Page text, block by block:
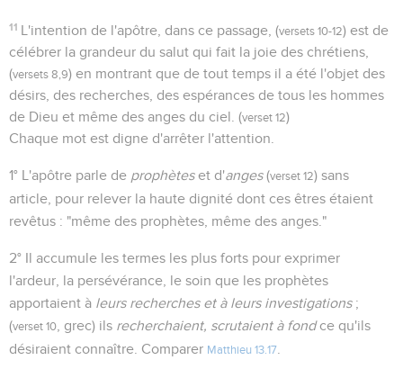
11 L'intention de l'apôtre, dans ce passage, (versets 10-12) est de
célébrer la grandeur du salut qui fait la joie des chrétiens,
(versets 8,9) en montrant que de tout temps il a été l'objet des
désirs, des recherches, des espérances de tous les hommes
de Dieu et même des anges du ciel. (verset 12)
Chaque mot est digne d'arrêter l'attention.
1° L'apôtre parle de prophèteset d'anges(verset 12) sans
article, pour relever la haute dignité dont ces êtres étaient
revêtus : "même des prophètes, même des anges."
2° Il accumule les termes les plus forts pour exprimer
l'ardeur, la persévérance, le soin que les prophètes
apportaient à leurs recherches et à leurs investigations;
(verset 10 , grec) ils recherchaient, scrutaient à fondce qu'ils
désiraient connaître. Comparer Matthieu 13.17